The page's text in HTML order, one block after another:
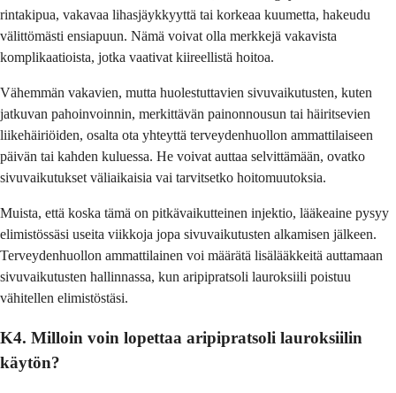
rintakipua, vakavaa lihasjäykkyyttä tai korkeaa kuumetta, hakeudu
välittömästi ensiapuun. Nämä voivat olla merkkejä vakavista
komplikaatioista, jotka vaativat kiireellistä hoitoa.
Vähemmän vakavien, mutta huolestuttavien sivuvaikutusten, kuten
jatkuvan pahoinvoinnin, merkittävän painonnousun tai häiritsevien
liikehäiriöiden, osalta ota yhteyttä terveydenhuollon ammattilaiseen
päivän tai kahden kuluessa. He voivat auttaa selvittämään, ovatko
sivuvaikutukset väliaikaisia vai tarvitsetko hoitomuutoksia.
Muista, että koska tämä on pitkävaikutteinen injektio, lääkeaine pysyy
elimistössäsi useita viikkoja jopa sivuvaikutusten alkamisen jälkeen.
Terveydenhuollon ammattilainen voi määrätä lisälääkkeitä auttamaan
sivuvaikutusten hallinnassa, kun aripipratsoli lauroksiili poistuu
vähitellen elimistöstäsi.
K4. Milloin voin lopettaa aripipratsoli lauroksiilin
käytön?